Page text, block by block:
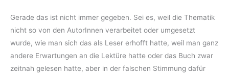
Gerade das ist nicht immer gegeben. Sei es, weil die Thematik
nicht so von den AutorInnen verarbeitet oder umgesetzt
wurde, wie man sich das als Leser erhofft hatte, weil man ganz
andere Erwartungen an die Lektüre hatte oder das Buch zwar
zeitnah gelesen hatte, aber in der falschen Stimmung dafür